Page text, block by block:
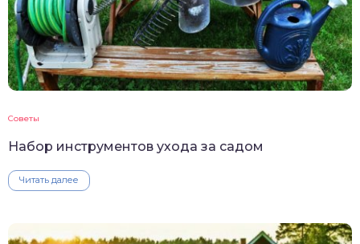
Советы
Набор инструментов ухода за садом
Читать далее